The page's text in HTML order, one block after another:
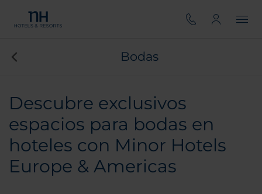
Bodas
Descubre exclusivos
espacios para bodas en
hoteles con Minor Hotels
Europe & Americas